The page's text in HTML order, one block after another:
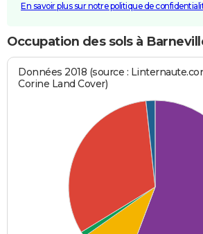
En savoir plus sur notre politique de
Occupation des sols à
Données 2018 (source :
Corine Land Cover)